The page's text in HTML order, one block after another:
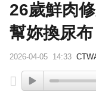
26歲鮮肉
幫妳換尿布
2026-04-05 14:33